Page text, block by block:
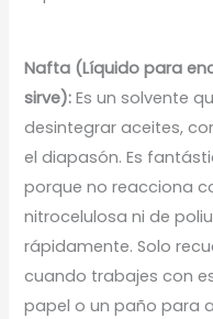
Nafta (Líquido para
sirve): Es un solvente
desintegrar aceites,
el diapasón. Es
porque no reacciona
nitrocelulosa ni de
rápidamente. Solo
cuando trabajes con
papel o un paño para